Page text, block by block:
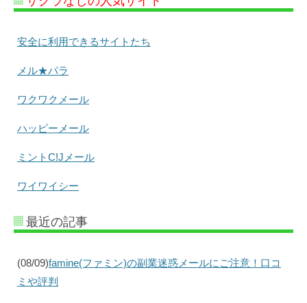
安全に利用できるサイトたち
メル★パラ
ワクワクメール
ハッピーメール
ミントC!Jメール
ワイワイシー
最近の記事
(08/09)famine(ファミン)の副業迷惑メールにご注意！口コ
ミや評判